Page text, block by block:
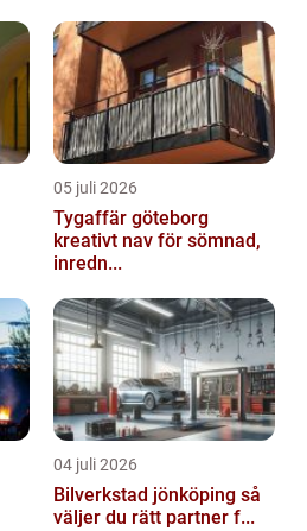
05 juli 2026
Tygaffär göteborg
kreativt nav för sömnad,
inredn...
04 juli 2026
Bilverkstad jönköping så
väljer du rätt partner f...